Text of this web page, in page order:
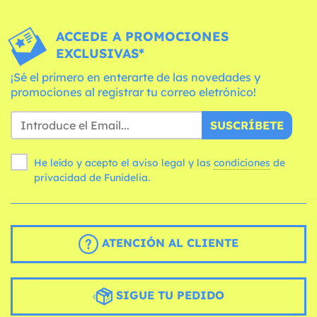
ACCEDE A PROMOCIONES
EXCLUSIVAS*
¡Sé el primero en enterarte de las novedades y
promociones al registrar tu correo eletrónico!
SUSCRÍBETE
He leído y acepto el aviso legal y las condiciones
privacidad de Funidelia.
ATENCIÓN AL CLIENTE
SIGUE TU PEDIDO